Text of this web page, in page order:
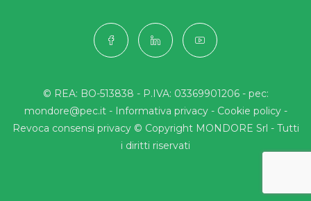
© REA: BO-513838 - P.IVA: 03369901206 - pec:
mondore@pec.it - Informativa privacy- Cookie policy-
Revoca consensi privacy© Copyright MONDORE Srl - Tutti
i diritti riservati